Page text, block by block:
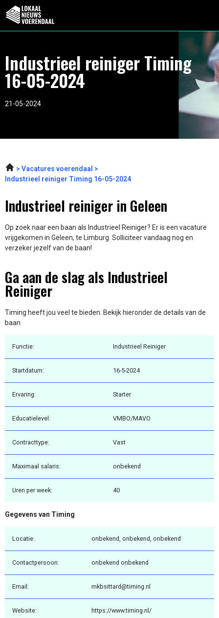
Industrieel reiniger Timing
16-05-2024
21-05-2024
Vacatures voerendaal
Industrieel reiniger Timing 16-05-2024
Industrieel reiniger in Geleen
Op zoek naar een baan als Industrieel Reiniger? Er is een vacature
vrijgekomen in Geleen, te Limburg. Solliciteer vandaag nog en
verzeker jezelf van de baan!
Ga aan de slag als Industrieel
Reiniger
Timing heeft jou veel te bieden. Bekijk hieronder de details van de
baan
Functie: Industrieel Reiniger
Startdatum: 16-5-2024
Ervaring: Starter
Educatielevel: VMBO/MAVO
Contracttype: Vast
Maximaal salaris: onbekend
Uren per week: 40
Gegevens van Timing
Locatie: onbekend, onbekend, onbekend
Contactpersoon: onbekend onbekend
Email: mkbsittard@timing.nl
Website: https://www.timing.nl/